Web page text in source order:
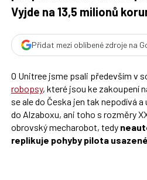
Vyjde na 13,5 milionů
Přidat mezi oblíbené zdroje na
O Unitree jsme psali především v
robopsy, které jsou ke zakoupení
se ale do Česka jen tak nepodívá
do Alzaboxu, ani toho s rozměry
obrovský mecharobot, tedy
replikuje pohyby pilota